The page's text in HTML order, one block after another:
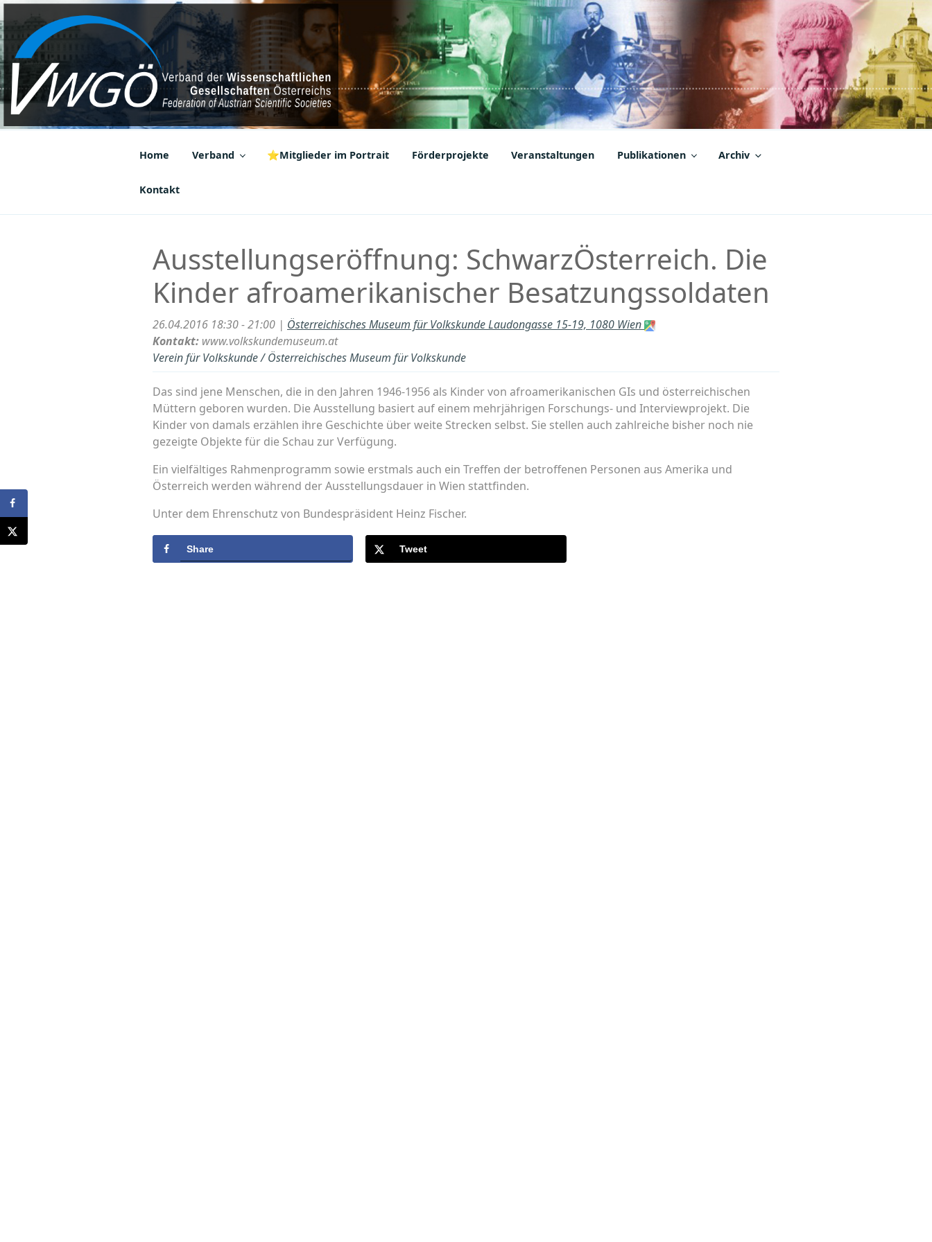
Zum
Inhalt
springen
VWGÖ
Federation of Austrian Scientific Societies
Home Verband ⭐Mitglieder im Portrait Förderprojekte Veranstaltungen Publikationen Archiv
Kontakt
Ausstellungseröffnung: SchwarzÖsterreich. Die
Kinder afroamerikanischer Besatzungssoldaten
26.04.2016 18:30 - 21:00 | Österreichisches Museum für Volkskunde Laudongasse 15-19, 1080 Wien
Kontakt: www.volkskundemuseum.at
Verein für Volkskunde / Österreichisches Museum für Volkskunde
Das sind jene Menschen, die in den Jahren 1946-1956 als Kinder von afroamerikanischen GIs und österreichischen
Müttern geboren wurden. Die Ausstellung basiert auf einem mehrjährigen Forschungs- und Interviewprojekt. Die
Kinder von damals erzählen ihre Geschichte über weite Strecken selbst. Sie stellen auch zahlreiche bisher noch nie
gezeigte Objekte für die Schau zur Verfügung.
Ein vielfältiges Rahmenprogramm sowie erstmals auch ein Treffen der betroffenen Personen aus Amerika und
Österreich werden während der Ausstellungsdauer in Wien stattfinden.
Unter dem Ehrenschutz von Bundespräsident Heinz Fischer.
Share Tweet